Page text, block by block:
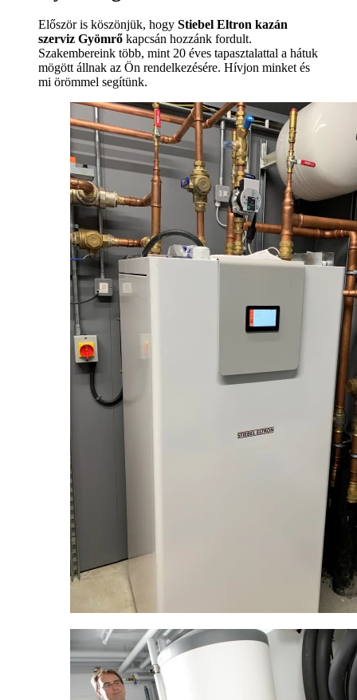
Először is köszönjük, hogy Stiebel Eltron kazán
szerviz Gyömrő kapcsán hozzánk fordult.
Szakembereink több, mint 20 éves tapasztalattal a hátuk
mögött állnak az Ön rendelkezésére. Hívjon minket és
mi örömmel segítünk.